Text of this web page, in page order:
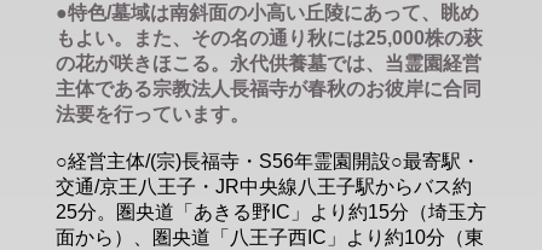
●特色/墓域は南斜面の小高い丘陵にあって、眺め
もよい。また、その名の通り秋には25,000株の萩
の花が咲きほこる。永代供養墓では、当霊園経営
主体である宗教法人長福寺が春秋のお彼岸に合同
法要を行っています。
○経営主体/(宗)長福寺・S56年霊園開設○最寄駅・
交通/京王八王子・JR中央線八王子駅からバス約
25分。圏央道「あきる野IC」より約15分（埼玉方
面から）、圏央道「八王子西IC」より約10分（東